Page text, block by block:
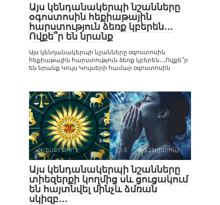
Այս կենդանակերպի նշանները
օգոստոսին հեքիաթային
հարստություն ձեռք կբերեն․․․
Ովքե՞ր են նրանք
Այս կենդանակերպի նշանները օգոստոսին
հեքիաթային հարստություն ձեռք կբերեն․․․Ովքե՞ր
են նրանք Կույս Կույսերի համար օգոստոսին
ՀԵՏԱՔՐՔԻՐ Է 0 523դիտում
Այս կենդանակերպի նշանները
տիեզերքի կողմից սև ցուցակում
են հայտնվել մինչև ձմռան
սկիզբ․․․